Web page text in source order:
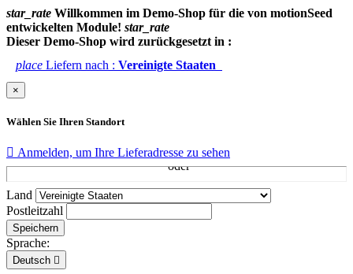
star_rate Willkommen im Demo-Shop für die von motionSeed
entwickelten Module! star_rate
Dieser Demo-Shop wird zurückgesetzt in :
place Liefern nach : Vereinigte Staaten
×
Wählen Sie Ihren Standort
 Anmelden, um Ihre Lieferadresse zu sehen
Land
Postleitzahl
Speichern
Sprache:
Deutsch 